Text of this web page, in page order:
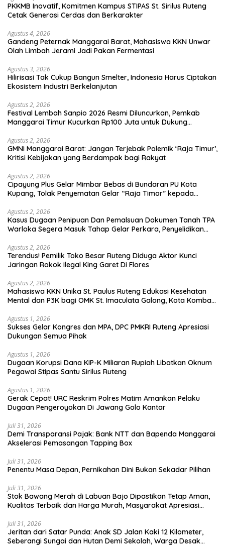
PKKMB Inovatif, Komitmen Kampus STIPAS St. Sirilus Ruteng
Cetak Generasi Cerdas dan Berkarakter
Agustus 4, 2026
Gandeng Peternak Manggarai Barat, Mahasiswa KKN Unwar
Olah Limbah Jerami Jadi Pakan Fermentasi
Agustus 3, 2026
Hilirisasi Tak Cukup Bangun Smelter, Indonesia Harus Ciptakan
Ekosistem Industri Berkelanjutan
Agustus 2, 2026
Festival Lembah Sanpio 2026 Resmi Diluncurkan, Pemkab
Manggarai Timur Kucurkan Rp100 Juta untuk Dukung
Agustus 2, 2026
GMNI Manggarai Barat: Jangan Terjebak Polemik ‘Raja Timur’,
Kritisi Kebijakan yang Berdampak bagi Rakyat
Agustus 2, 2026
Cipayung Plus Gelar Mimbar Bebas di Bundaran PU Kota
Kupang, Tolak Penyematan Gelar “Raja Timor” kepada
Agustus 2, 2026
Kasus Dugaan Penipuan Dan Pemalsuan Dokumen Tanah TPA
Warloka Segera Masuk Tahap Gelar Perkara, Penyelidikan
Agustus 2, 2026
Terendus! Pemilik Toko Besar Ruteng Diduga Aktor Kunci
Jaringan Rokok Ilegal King Garet Di Flores
Agustus 2, 2026
Mahasiswa KKN Unika St. Paulus Ruteng Edukasi Kesehatan
Mental dan P3K bagi OMK St. Imaculata Galong, Kota Komba
Agustus 1, 2026
Sukses Gelar Kongres dan MPA, DPC PMKRI Ruteng Apresiasi
Dukungan Semua Pihak
Agustus 1, 2026
Dugaan Korupsi Dana KIP-K Miliaran Rupiah Libatkan Oknum
Pegawai Stipas Santu Sirilus Ruteng
Agustus 1, 2026
Gerak Cepat! URC Reskrim Polres Matim Amankan Pelaku
Dugaan Pengeroyokan Di Jawang Golo Kantar
Juli 31, 2026
​Demi Transparansi Pajak: Bank NTT dan Bapenda Manggarai
Akselerasi Pemasangan Tapping Box
Juli 31, 2026
Penentu Masa Depan, Pernikahan Dini Bukan Sekadar Pilihan
Juli 31, 2026
Stok Bawang Merah di Labuan Bajo Dipastikan Tetap Aman,
Kualitas Terbaik dan Harga Murah, Masyarakat Apresiasi
Juli 31, 2026
Jeritan dari Satar Punda: Anak SD Jalan Kaki 12 Kilometer,
Seberangi Sungai dan Hutan Demi Sekolah, Warga Desak